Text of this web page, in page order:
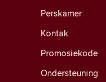
Perskamer
Kontak
Promosiekode
Ondersteuning